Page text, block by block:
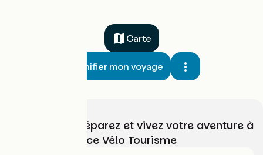
Carte
Planifier mon voyage
Choisissez, préparez et vivez votre aventure à
vélo avec France Vélo Tourisme